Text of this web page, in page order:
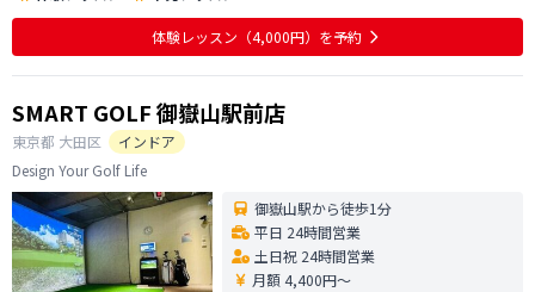
体験レッスン （4,000円） を予約
SMART GOLF 御嶽山駅前店
東京都 大田区
インドア
Design Your Golf Life
御嶽山駅から徒歩1分
平日 24時間営業
土日祝 24時間営業
月額 4,400円〜